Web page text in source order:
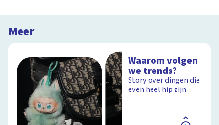
Meer
Waarom volgen
we trends?
Story over dingen die
even heel hip zijn